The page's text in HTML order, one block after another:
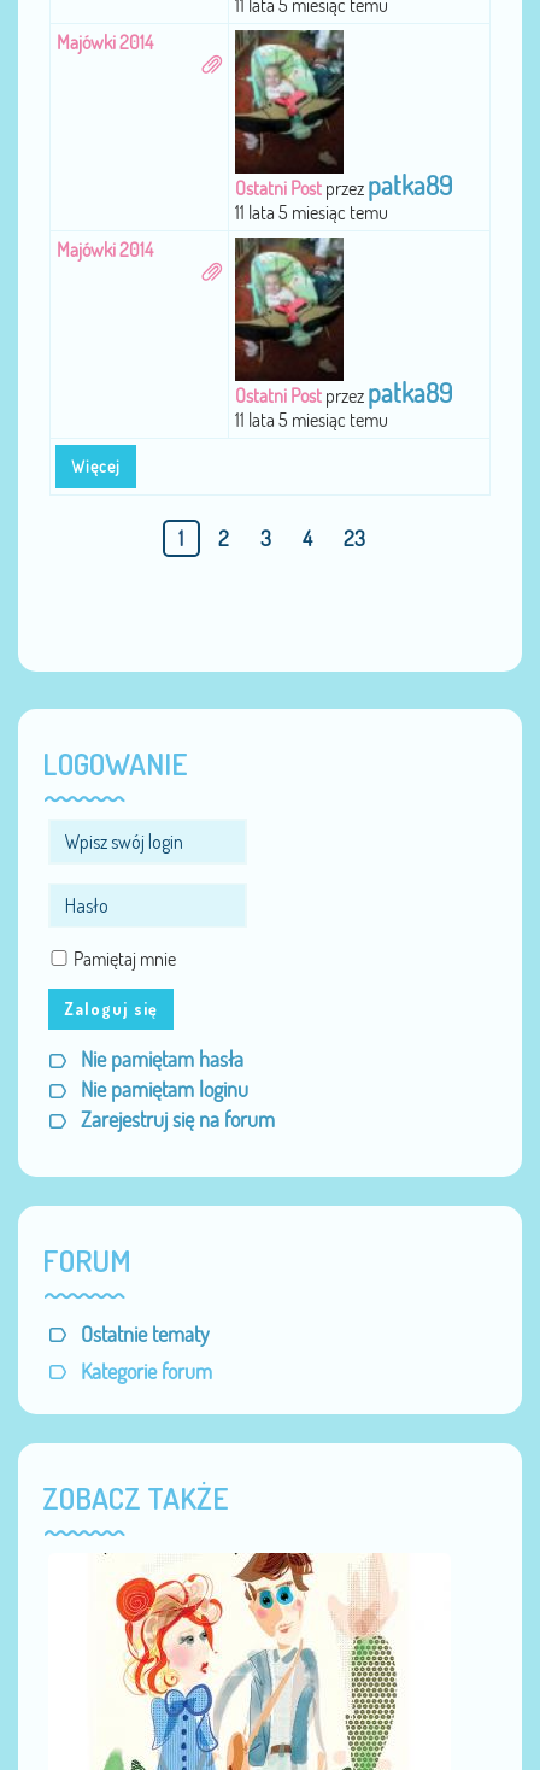
Więcej
11 lata 5 miesiąc temu
Majówki 2014
Ostatni Post przez patka89
11 lata 5 miesiąc temu
Majówki 2014
Ostatni Post przez patka89
11 lata 5 miesiąc temu
1 2 3 4 23
LOGOWANIE
Pamiętaj mnie
Zaloguj się
Nie pamiętam hasła
Nie pamiętam loginu
Zarejestruj się na forum
FORUM
Ostatnie tematy
Kategorie forum
ZOBACZ TAKŻE